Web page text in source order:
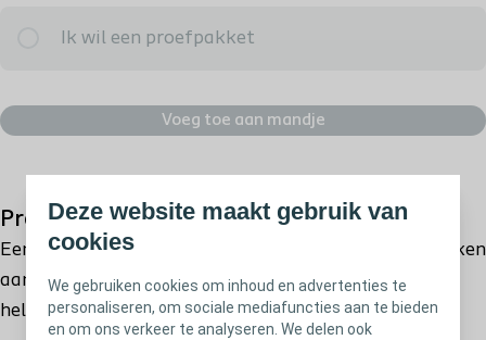
Deze website maakt gebruik van
cookies
We gebruiken cookies om inhoud en advertenties te
personaliseren, om sociale mediafuncties aan te bieden
en om ons verkeer te analyseren. We delen ook
22025 - Diameter: 25 mm – Lengte: Standaard
22035 - Diameter: 35 mm – Lengte: Standaard
22040 - Diameter: 40 mm – Lengte: Standaard
Ik wil een proefpakket
Voeg toe aan mandje
Productomschrijving
Een goed beheer van incontinentie kan een einde maken
aan de angst voor lekken in het openbaar en kan u
helpen uw normale leven terug te krijgen.